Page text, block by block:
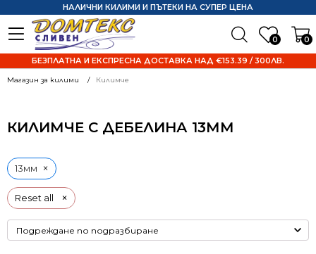
0 0
НАЛИЧНИ КИЛИМИ И ПЪТЕКИ НА СУПЕР ЦЕНА
БЕЗПЛАТНА И ЕКСПРЕСНА ДОСТАВКА НАД €153.39 / 300ЛВ.
Магазин за килими Килимче
КИЛИМЧЕ С ДЕБЕЛИНА 13ММ
Reset all ×
13мм ×